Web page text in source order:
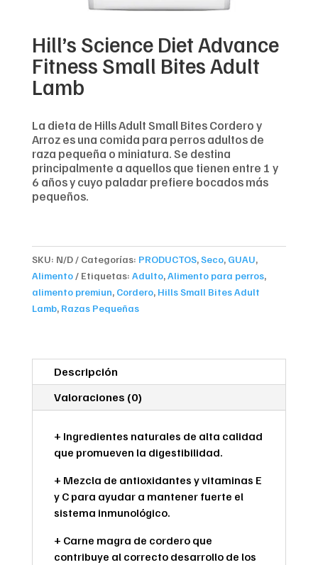
Hill’s Science Diet Advance
Fitness Small Bites Adult
Lamb
La dieta de Hills Adult Small Bites Cordero y
Arroz es una comida para perros adultos de
raza pequeña o miniatura. Se destina
principalmente a aquellos que tienen entre 1 y
6 años y cuyo paladar prefiere bocados más
pequeños.
SKU: N/D Categorías: PRODUCTOS,Seco, GUAU,
Alimento
Etiquetas: Adulto,Alimento para perros,
alimento premiun, Cordero, Hills Small Bites Adult
Lamb, Razas Pequeñas
Descripción
Valoraciones (0)
+ Ingredientes naturales de alta calidad
que promueven la digestibilidad.
+ Mezcla de antioxidantes y vitaminas E
y C para ayudar a mantener fuerte el
sistema inmunológico.
+ Carne magra de cordero que
contribuye al correcto desarrollo de los